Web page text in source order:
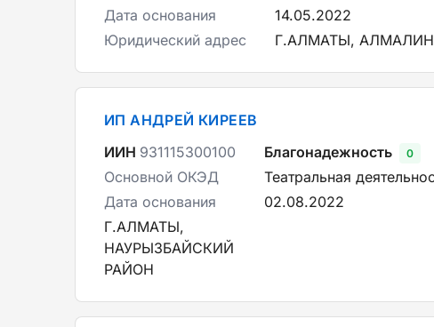
Дата основания
14.05.2022
Юридический адрес
Г.АЛМАТЫ,
ИП АНДРЕЙ КИРЕЕВ
ИИН 931115300100 Благонадежность 0
Основной ОКЭД
Театральная
Дата основания
02.08.2022
Г.АЛМАТЫ,
НАУРЫЗБАЙСКИЙ
РАЙОН